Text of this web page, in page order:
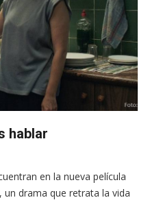
hablar
en la nueva película
drama que retrata la vida